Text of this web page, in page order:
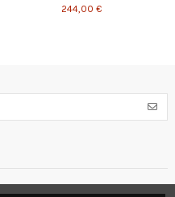
244,00 €